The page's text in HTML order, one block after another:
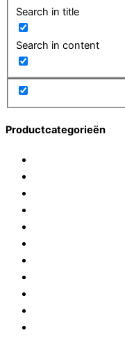
Search in title
Search in content
Productcategorieën